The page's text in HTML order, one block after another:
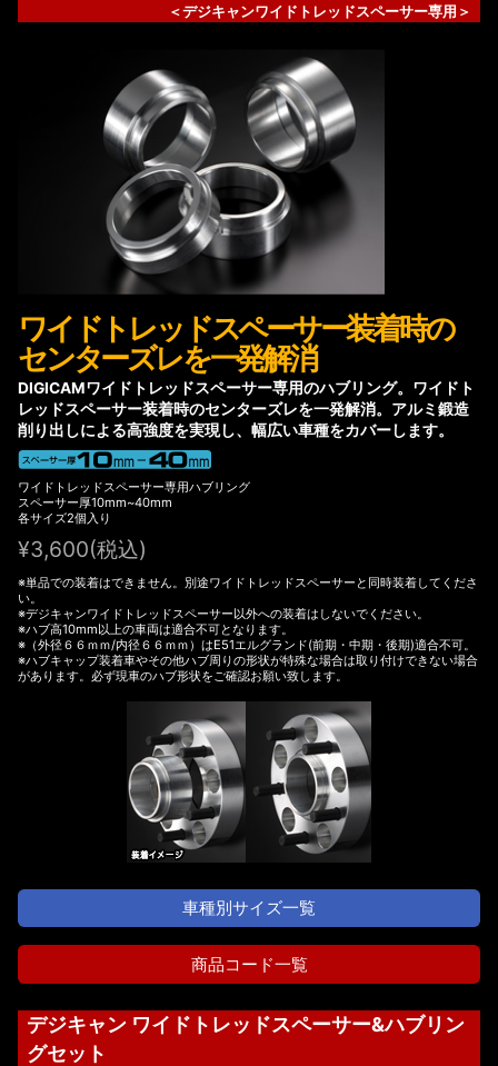
＜デジキャンワイドトレッドスペーサー専用＞
ワイドトレッドスペーサー装着時の
センターズレを一発解消
DIGICAMワイドトレッドスペーサー専用のハブリング。ワイドト
レッドスペーサー装着時のセンターズレを一発解消。アルミ鍛造
削り出しによる高強度を実現し、幅広い車種をカバーします。
ワイドトレッドスペーサー専用ハブリング
スペーサー厚10mm~40mm
各サイズ2個入り
¥3,600(税込)
※単品での装着はできません。別途ワイドトレッドスペーサーと同時装着してくださ
い。
※デジキャンワイドトレッドスペーサー以外への装着はしないでください。
※ハブ高10mm以上の車両は適合不可となります。
※（外径６６ｍｍ/内径６６ｍｍ）はE51エルグランド(前期・中期・後期)適合不可。
※ハブキャップ装着車やその他ハブ周りの形状が特殊な場合は取り付けできない場合
があります。必ず現車のハブ形状をご確認お願い致します。
車種別サイズ一覧
商品コード一覧
デジキャン ワイドトレッドスペーサー&ハブリン
グセット